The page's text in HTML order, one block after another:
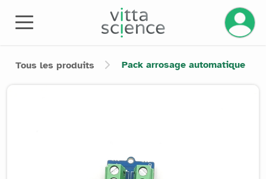
Gérez
Tous les produits Pack arrosage automatique